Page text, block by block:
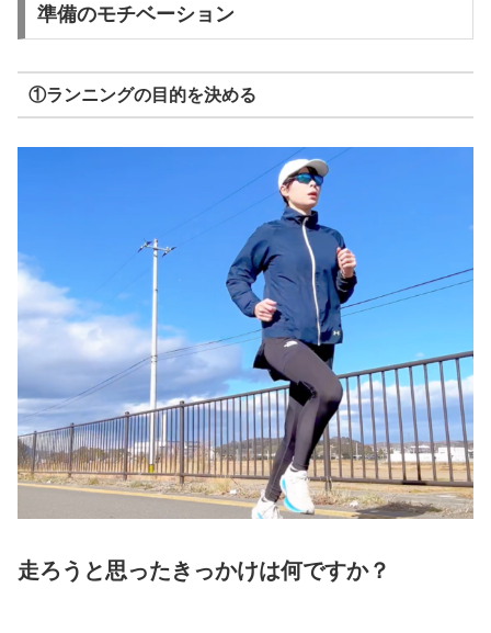
準備のモチベーション
①ランニングの目的を決める
走ろうと思ったきっかけは何ですか？